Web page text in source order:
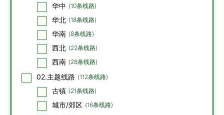
华中 (10条线路)
华北 (18条线路)
华南 (8条线路)
西北 (22条线路)
西南 (28条线路)
02.主题线路 (112条线路)
古镇 (21条线路)
城市/郊区 (16条线路)